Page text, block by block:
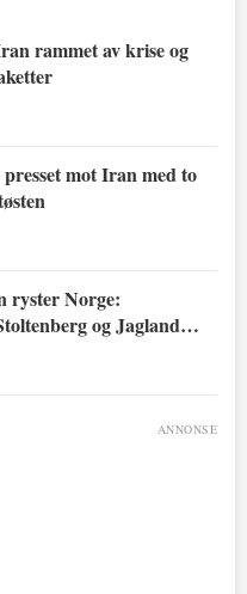
rammet av krise og
mot Iran med to
ryster Norge:
og Jagland
ANNONSE